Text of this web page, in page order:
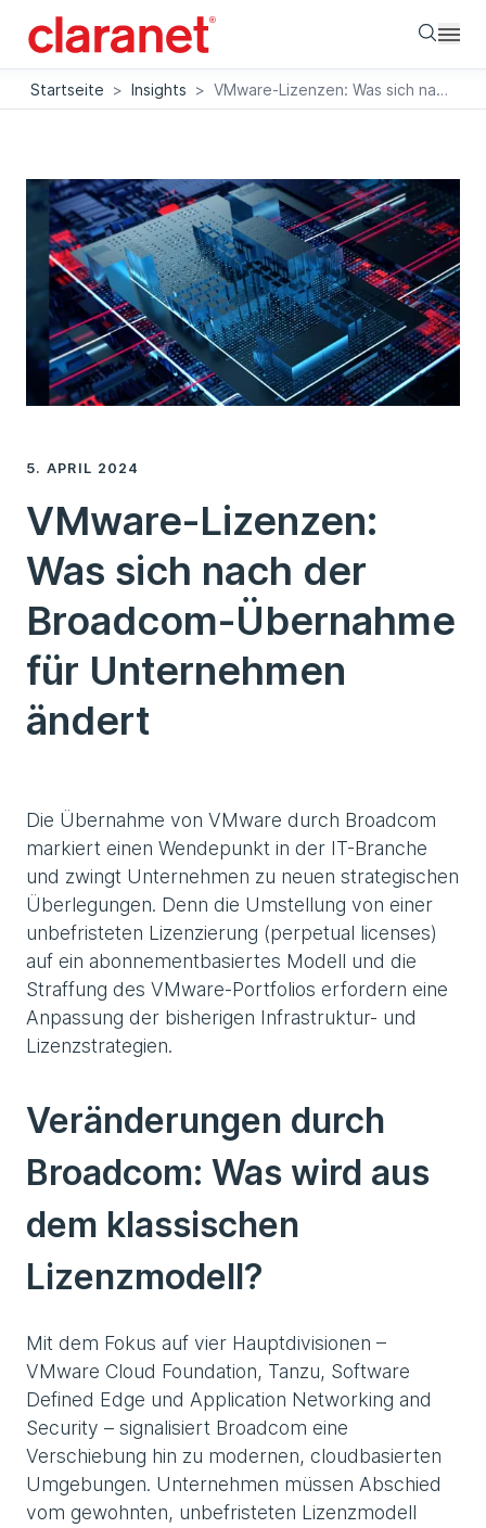
Startseite > Insights > VMware-Lizenzen: Was sich nach der Broadcom-Übernahme für Unternehmen ändert
5. APRIL 2024
VMware-Lizenzen:
Was sich nach der
Broadcom-Übernahme
für Unternehmen
ändert
Die Übernahme von VMware durch Broadcom
markiert einen Wendepunkt in der IT-Branche
und zwingt Unternehmen zu neuen strategischen
Überlegungen. Denn die Umstellung von einer
unbefristeten Lizenzierung (perpetual licenses)
auf ein abonnementbasiertes Modell und die
Straffung des VMware-Portfolios erfordern eine
Anpassung der bisherigen Infrastruktur- und
Lizenzstrategien.
Veränderungen durch
Broadcom: Was wird aus
dem klassischen
Lizenzmodell?
Mit dem Fokus auf vier Hauptdivisionen –
VMware Cloud Foundation, Tanzu, Software
Defined Edge und Application Networking and
Security – signalisiert Broadcom eine
Verschiebung hin zu modernen, cloudbasierten
Umgebungen. Unternehmen müssen Abschied
vom gewohnten, unbefristeten Lizenzmodell